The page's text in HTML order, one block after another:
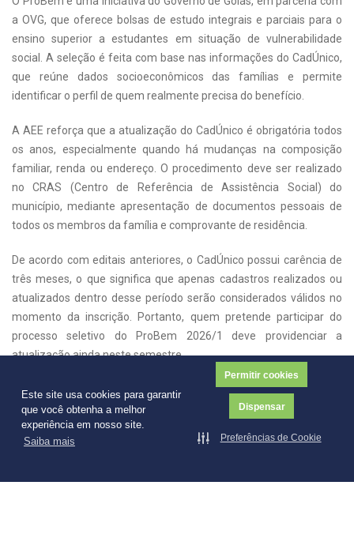
Este site usa cookies para garantir
que você obtenha a melhor
experiência em nosso site.
Saiba mais
Permitir cookies
Dispensar
Preferências de Cookie
a OVG, que oferece bolsas de estudo integrais e parciais para o
ensino superior a estudantes em situação de vulnerabilidade
social. A seleção é feita com base nas informações do CadÚnico,
que reúne dados socioeconômicos das famílias e permite
identificar o perfil de quem realmente precisa do benefício.
A AEE reforça que a atualização do CadÚnico é obrigatória todos
os anos, especialmente quando há mudanças na composição
familiar, renda ou endereço. O procedimento deve ser realizado
no CRAS (Centro de Referência de Assistência Social) do
município, mediante apresentação de documentos pessoais de
todos os membros da família e comprovante de residência.
De acordo com editais anteriores, o CadÚnico possui carência de
três meses, o que significa que apenas cadastros realizados ou
atualizados dentro desse período serão considerados válidos no
momento da inscrição. Portanto, quem pretende participar do
processo seletivo do ProBem 2026/1 deve providenciar a
atualização ainda neste semestre.
A instituição destaca que ter o CadÚnico ativo não garante a
bolsa, mas é condição indispensável para inscrição. Sem o registro
atualizado, o estudante ficará automaticamente impedido de
participar do processo seletivo.
O ProBem tem beneficiado milhares de jovens goianos ao longo